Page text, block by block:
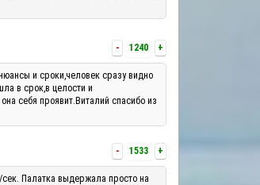
- 1240 +
и сроки,человек сразу видно
в срок,в целости и
себя проявит.Виталий спасибо из
- 1533 +
Палатка выдержала просто на